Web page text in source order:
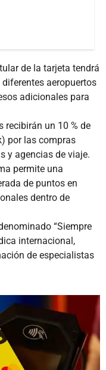
de la tarjeta tendrá
aeropuertos
adicionales para
recibirán un 10 % de
por las compras
y agencias de viaje.
permite una
de puntos en
dentro de
“Siempre
internacional,
de especialistas